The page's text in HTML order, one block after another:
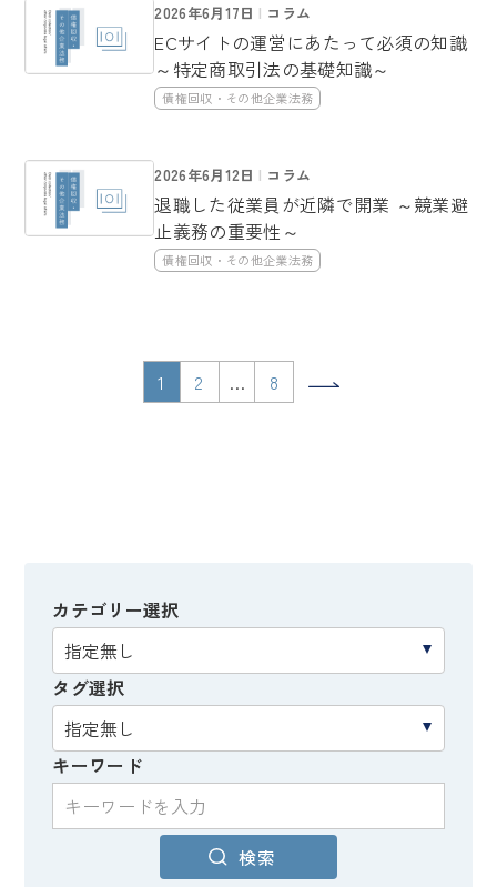
2026年6月17日 コラム
ECサイトの運営にあたって必須の知識
～特定商取引法の基礎知識～
債権回収・その他企業法務
2026年6月12日 コラム
退職した従業員が近隣で開業 ～競業避
止義務の重要性～
債権回収・その他企業法務
1 2 … 8
カテゴリー選択
タグ選択
キーワード
検索